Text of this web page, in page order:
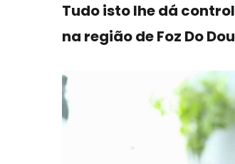
Tudo isto lhe dá
na região de Foz Do